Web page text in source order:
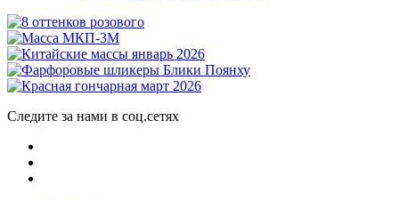
Следите за нами в соц.сетях